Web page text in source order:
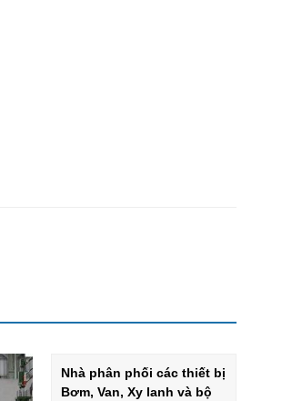
Nhà phân phối các thiết bị
Bơm, Van, Xy lanh và bộ